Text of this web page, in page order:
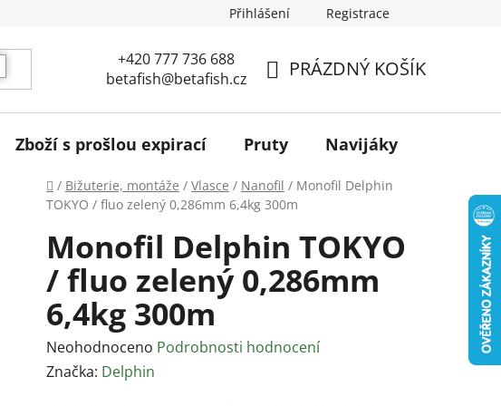
Přihlášení Registrace
KOŠÍK
PRÁZDNÝ KOŠÍK
+420 777 736 688
betafish@betafish.cz
Zboží s prošlou expirací Pruty Navijáky
Domů
/ Bižuterie, montáže / Vlasce / Nanofil / Monofil Delphin
TOKYO / fluo zelený 0,286mm 6,4kg 300m
Monofil Delphin TOKYO
/ fluo zelený 0,286mm
6,4kg 300m
Průměrné
hodnocení
Neohodnoceno Podrobnosti hodnocení
Značka: Delphin